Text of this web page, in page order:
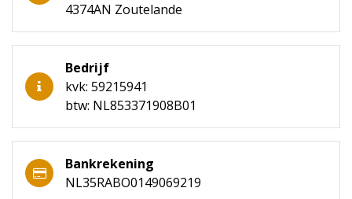
4374AN Zoutelande
Bedrijf
kvk: 59215941
btw: NL853371908B01
Bankrekening
NL35RABO0149069219